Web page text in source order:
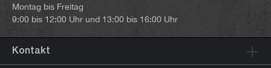
Montag bis Freitag
9:00 bis 12:00 Uhr und 13:00 bis 16:00 Uhr
Kontakt